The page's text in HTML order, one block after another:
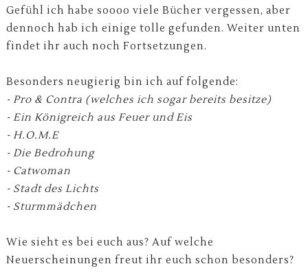
Gefühl ich habe soooo viele Bücher vergessen, aber
dennoch hab ich einige tolle gefunden. Weiter unten
findet ihr auch noch Fortsetzungen.
Besonders neugierig bin ich auf folgende:
- Pro & Contra (welches ich sogar bereits besitze)
- Ein Königreich aus Feuer und Eis
- H.O.M.E
- Die Bedrohung
- Catwoman
- Stadt des Lichts
- Sturmmädchen
Wie sieht es bei euch aus? Auf welche
Neuerscheinungen freut ihr euch schon besonders?